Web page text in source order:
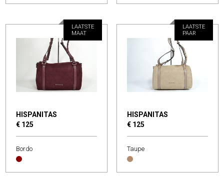
HISPANITAS
€ 125
LAATSTE
MAAT
Bordo
HISPANITAS
€ 125
LAATSTE
PAAR
Taupe